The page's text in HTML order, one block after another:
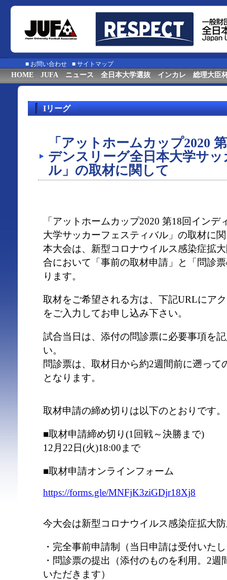
■ お問い合わせ ■ サイトマップ
HOME JUFA ニュース 全日本大学選抜 インカレ 総理大臣
Iリーグ
「アットホームカップ2020
デンスリーグ全日本大学サ
ル」の取材に関して
「アットホームカップ2020 第18回イン
大学サッカーフェスティバル」の取材に
本大会は、新型コロナウイルス感染症拡
合において「事前の取材申請」と「問診
ります。
取材をご希望される方は、下記URLにア
をご入力してお申し込み下さい。
試合当日は、添付の問診票に必要事項を
い。
問診票は、取材日から約2週間前に遡って
となります。
取材申請の締め切りは以下のとおりです。
■取材申請締め切り(1回戦～決勝まで)
12月22日(火)18:00まで
■取材申請オンラインフォーム
https://forms.gle/MNFjK3ziGDjr18Xj8
今大会は新型コロナウイルス感染症拡大
・完全事前申請制（当日申請は受付いた
・問診票の提出（添付のものを利用。2
いただきます）